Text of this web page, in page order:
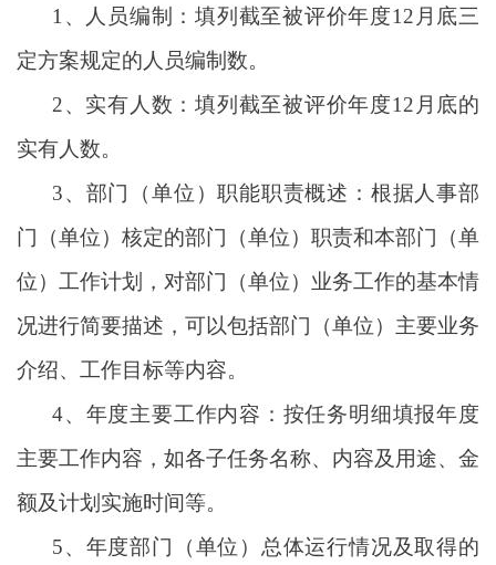
1、人员编制：填列截至被评价年度12月底三
定方案规定的人员编制数。
2、实有人数：填列截至被评价年度12月底的
实有人数。
3、部门（单位）职能职责概述：根据人事部
门（单位）核定的部门（单位）职责和本部门（单
位）工作计划，对部门（单位）业务工作的基本情
况进行简要描述，可以包括部门（单位）主要业务
介绍、工作目标等内容。
4、年度主要工作内容：按任务明细填报年度
主要工作内容，如各子任务名称、内容及用途、金
额及计划实施时间等。
5、年度部门（单位）总体运行情况及取得的